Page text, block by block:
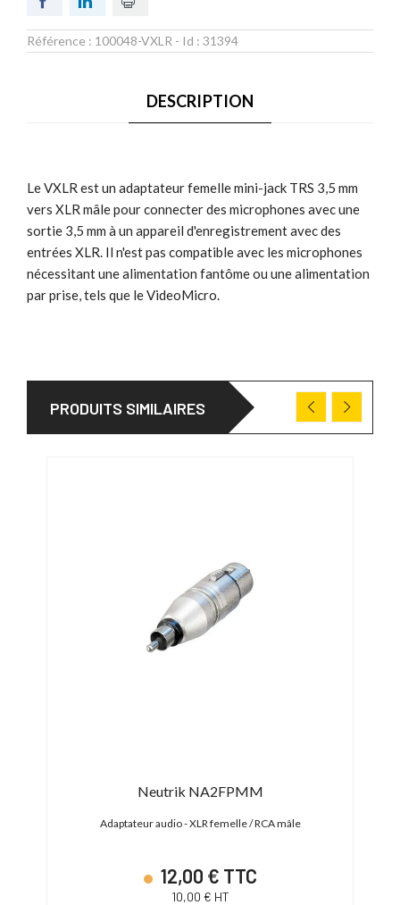
Référence : 100048-VXLR - Id : 31394
DESCRIPTION
Le VXLR est un adaptateur femelle mini-jack TRS 3,5 mm
vers XLR mâle pour connecter des microphones avec une
sortie 3,5 mm à un appareil d'enregistrement avec des
entrées XLR. Il n'est pas compatible avec les microphones
nécessitant une alimentation fantôme ou une alimentation
par prise, tels que le VideoMicro.
PRODUITS SIMILAIRES
Neutrik NA2FPMM
Adaptateur audio - XLR femelle / RCA mâle
12,00 € TTC
10,00 € HT